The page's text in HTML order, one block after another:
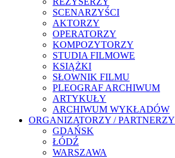
SCENARZYŚCI
AKTORZY
OPERATORZY
KOMPOZYTORZY
STUDIA FILMOWE
KSIĄŻKI
SŁOWNIK FILMU
PLEOGRAF ARCHIWUM
ARTYKUŁY
ARCHIWUM WYKŁADÓW
ORGANIZATORZY / PARTNERZY
GDAŃSK
ŁÓDŹ
WARSZAWA